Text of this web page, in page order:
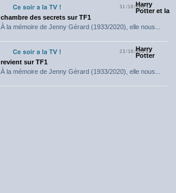
31/10/2023
Harry
Potter et la
chambre des secrets sur TF1
À la mémoire de Jenny Gérard (1933/2020), elle nous...
23/10/2023
Harry
Potter
revient sur TF1
À la mémoire de Jenny Gérard (1933/2020), elle nous...